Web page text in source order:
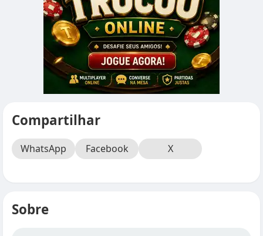
Compartilhar
WhatsApp Facebook X
Sobre